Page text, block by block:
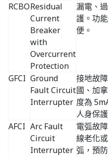
RCBOResidual
Current
Breaker
with
Overcurrent
Protection
漏電、
護。功
便。
GFCI Ground
Fault Circuit
Interrupter
接地故
國、加
度為
人身保護
AFCI Arc Fault
Circuit
Interrupter
電弧故
線老化
弧，預